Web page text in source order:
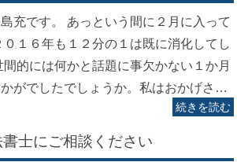
充です。 あっという間に２月に入って
０１６年も１２分の１は既に消化してし
的には何かと話題に事欠かない１か月
がでしたでしょうか。私はおかげさ…
続きを読む
書士にご相談ください